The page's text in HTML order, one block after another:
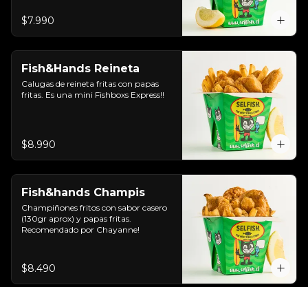
$7.990
Fish&Hands Reineta
Calugas de reineta fritas con papas
fritas. Es una mini Fishboxs Express!!
$8.990
Fish&hands Champis
Champiñones fritos con sabor casero
(130gr aprox) y papas fritas.
Recomendado por Chayanne!
$8.490